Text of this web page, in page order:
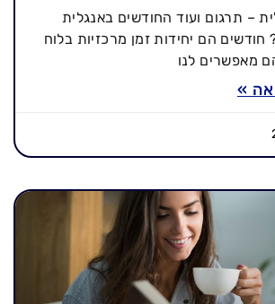
– תרגום ועוד החודשים באנגלית
הם יחידות זמן מרכזיות בלוח
מאפשרים לנו
»